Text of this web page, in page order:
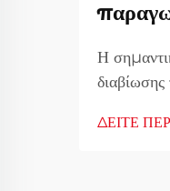
Η
εστίας
ΔΕΙΤΕ